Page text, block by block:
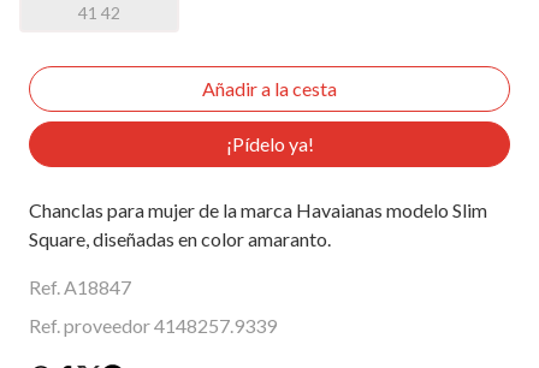
41 42
¡Pídelo ya!
Chanclas para mujer de la marca Havaianas modelo Slim
Square, diseñadas en color amaranto.
Ref. A18847
Ref. proveedor 4148257.9339